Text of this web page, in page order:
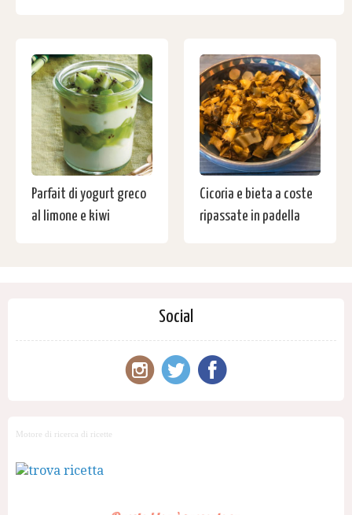
Parfait di yogurt greco
al limone e kiwi
Cicoria e bieta a coste
ripassate in padella
Social
Motore di ricerca di ricette